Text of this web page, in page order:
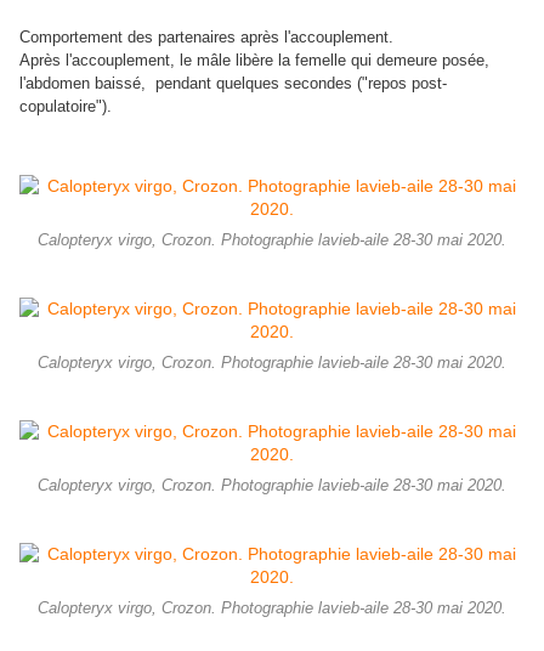
Comportement des partenaires après l'accouplement.
Après l'accouplement, le mâle libère la femelle qui demeure posée,
l'abdomen baissé, pendant quelques secondes ("repos post-
copulatoire").
Calopteryx virgo, Crozon. Photographie lavieb-aile 28-30 mai 2020.
Calopteryx virgo, Crozon. Photographie lavieb-aile 28-30 mai 2020.
Calopteryx virgo, Crozon. Photographie lavieb-aile 28-30 mai 2020.
Calopteryx virgo, Crozon. Photographie lavieb-aile 28-30 mai 2020.